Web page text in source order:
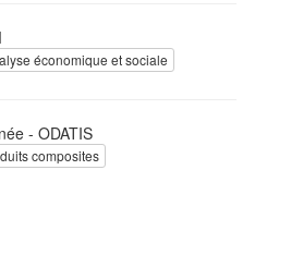
économique et sociale
- ODATIS
composites